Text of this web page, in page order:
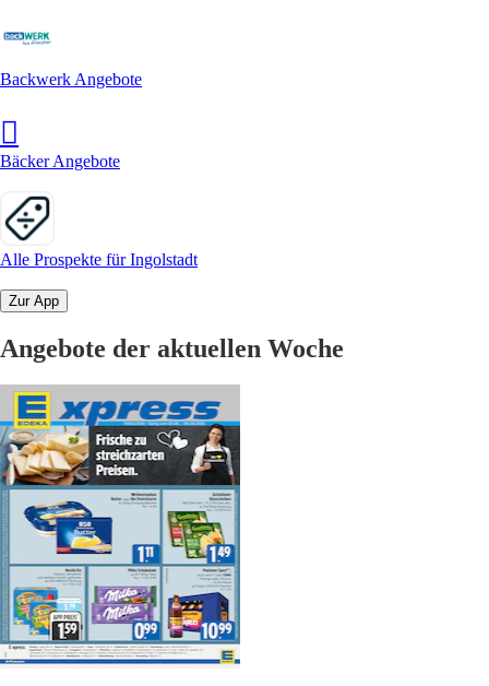
Backwerk Angebote
Bäcker Angebote
Alle Prospekte für Ingolstadt
Zur App
Angebote der aktuellen Woche